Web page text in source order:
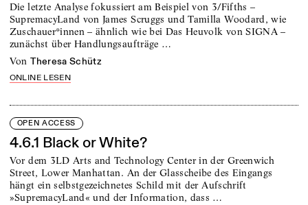
Die letzte Analyse fokussiert am Beispiel von 3/Fifths –
SupremacyLand von James Scruggs und Tamilla Woodard, wie
Zuschauer*innen – ähnlich wie bei Das Heuvolk von SIGNA –
zunächst über Handlungsaufträge …
von Theresa Schütz
ONLINE LESEN
OPEN ACCESS
4.6.1 Black or White?
Vor dem 3LD Arts and Technology Center in der Greenwich
Street, Lower Manhattan. An der Glasscheibe des Eingangs
hängt ein selbstgezeichnetes Schild mit der Aufschrift
»SupremacyLand« und der Information, dass …